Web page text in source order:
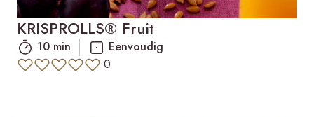
KRISPROLLS® Fruit
10 min
Eenvoudig
0